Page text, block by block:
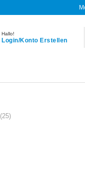
Hallo!
Login/Konto Erstellen
(25)